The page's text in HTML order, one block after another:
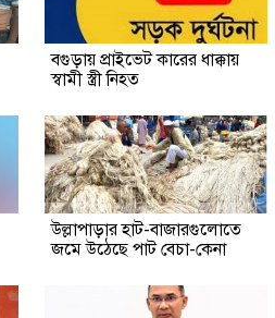
বগুড়ায় প্রাইভেট কারের ধাক্কায়
স্বামী স্ত্রী নিহত
উল্লাপাড়ার হাট-বাজারগুলোতে
জমে উঠেছে পাট বেচা-কেনা